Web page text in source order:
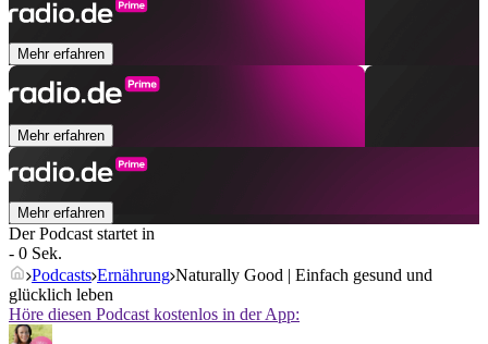
Mehr erfahren
Mehr erfahren
Mehr erfahren
Der Podcast startet in
- 0 Sek.
Podcasts Ernährung Naturally Good | Einfach gesund und
glücklich leben
Höre diesen Podcast kostenlos in der App: